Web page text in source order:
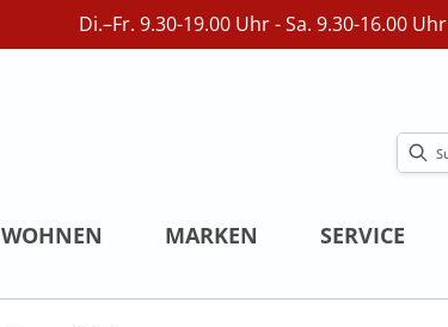
Di.–Fr. 9.30-19.00 Uhr - Sa. 9.30-16.00 Uhr
WOHNEN MARKEN SERVICE